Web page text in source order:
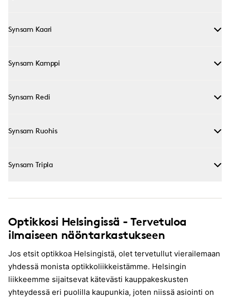
Synsam Kaari
Synsam Kamppi
Synsam Redi
Synsam Ruohis
Synsam Tripla
Optikkosi Helsingissä - Tervetuloa
ilmaiseen näöntarkastukseen
Jos etsit optikkoa Helsingistä, olet tervetullut vierailemaan
yhdessä monista optikkoliikkeistämme. Helsingin
liikkeemme sijaitsevat kätevästi kauppakeskusten
yhteydessä eri puolilla kaupunkia, joten niissä asiointi on